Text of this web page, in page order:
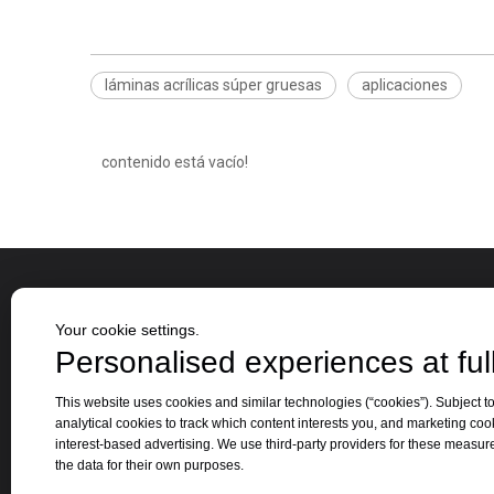
láminas acrílicas súper gruesas aplicaciones
contenido está vacío!
Sobre nosotros
Jinbao Group se estableció en 1996 y su
oficina central está ubicada en la hermosa
ciudad primaveral de Jinan, provincia de
Shandong.
Your cookie settings.
Personalised experiences at
This website uses cookies and similar technologies (“cookies”). Subject
analytical cookies to track which content interests you, and marketing
interest-based advertising. We use third-party providers for these
the data for their own purposes.